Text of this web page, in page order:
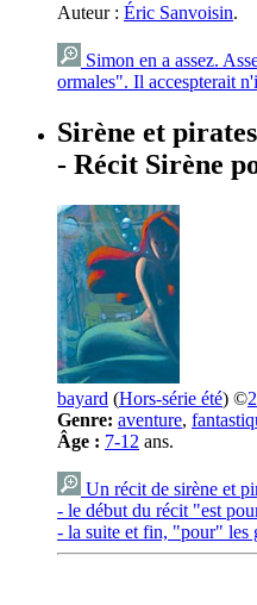
Auteur : Éric Sanvoisin.
Simon en a assez.
ormales". Il accespterait
Sirène et pirates
- Récit Sirène
bayard (Hors-série été) ©
Genre: aventure,
Âge : 7-12 ans.
Un récit de sirène et
- le début du récit "est
- la suite et fin, "pour" les